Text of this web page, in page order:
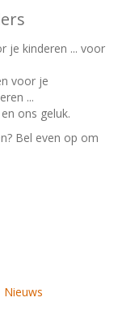
je kinderen ... voor
voor je
...
ons geluk.
Bel even op om
Nieuws